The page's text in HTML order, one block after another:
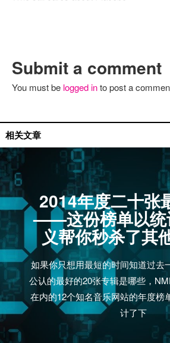
Submit a comment
You must be logged into post a
相关文章
2014年度二十张
——这份榜单以统
义帮你秒杀了其
如果你只想用最短的时间知道过去
公认的最好的20张专辑是哪些，
在内的12个知名音乐网站的年度榜
计了下
无解专题